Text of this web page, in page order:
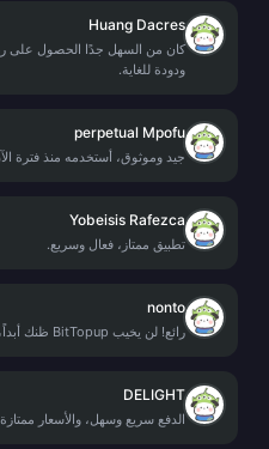
Huang Dacres
كان من السهل جدًا الحصول على
ودودة للغاية.
perpetual Mpofu
جيد وموثوق، أستخدمه منذ فترة
Yobeisis Rafezca
تطبيق ممتاز، فعال وسريع.
nonto
رائع! لن يخيب BitTopup ظنك أبداً، ستحصل على عملاتك في نفس اللحظة.
DELIGHT
الدفع سريع وسهل، والأسعار